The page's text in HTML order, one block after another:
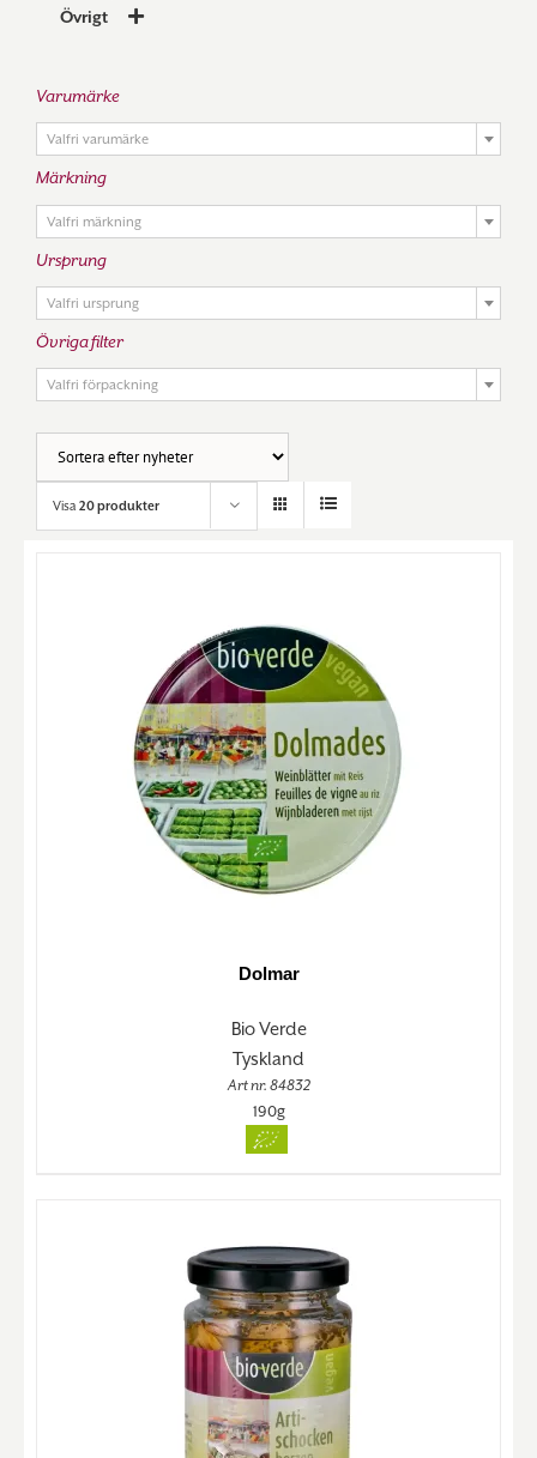
Visa 20 produkter
Dolmar
Bio Verde
Tyskland
Art nr. 84832
190g
Övrigt
Varumärke
Valfri varumärke
Märkning
Valfri märkning
Ursprung
Valfri ursprung
Övriga filter
Valfri förpackning